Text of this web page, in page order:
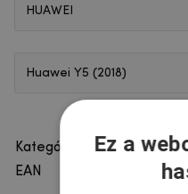
HUAWEI
Huawei Y5 (2018)
Kategória
EAN
Ez a